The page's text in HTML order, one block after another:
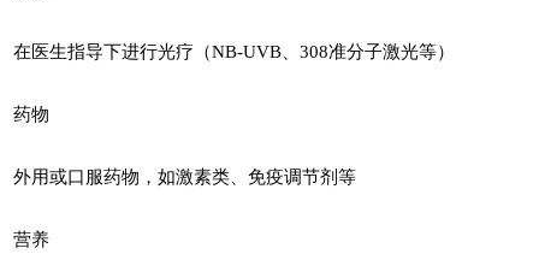
在医生指导下进行光疗（NB-UVB、308准分子激光等）
药物
外用或口服药物，如激素类、免疫调节剂等
营养